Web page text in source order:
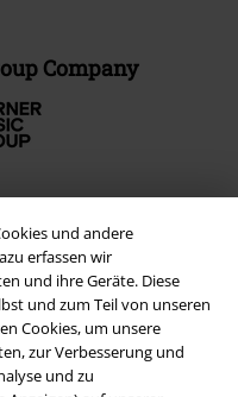
und andere
erfassen wir
und ihre Geräte. Diese
und zum Teil von unseren
Cookies, um unsere
zur Verbesserung und
und zu
Company